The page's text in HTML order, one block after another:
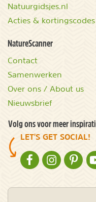
Natuurgidsjes.nl
Acties & kortingscodes
NatureScanner
Contact
Samenwerken
Over ons / About us
Nieuwsbrief
Volg ons voor meer
LET'S GET SOCIAL!
NATURESCANNER